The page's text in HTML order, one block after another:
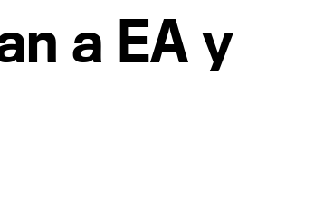
a EA y